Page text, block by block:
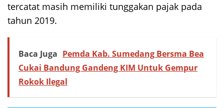
tercatat masih memiliki tunggakan pajak pada
tahun 2019.
Baca Juga Pemda Kab. Sumedang Bersma Bea
Cukai Bandung Gandeng KIM Untuk Gempur
Rokok Ilegal